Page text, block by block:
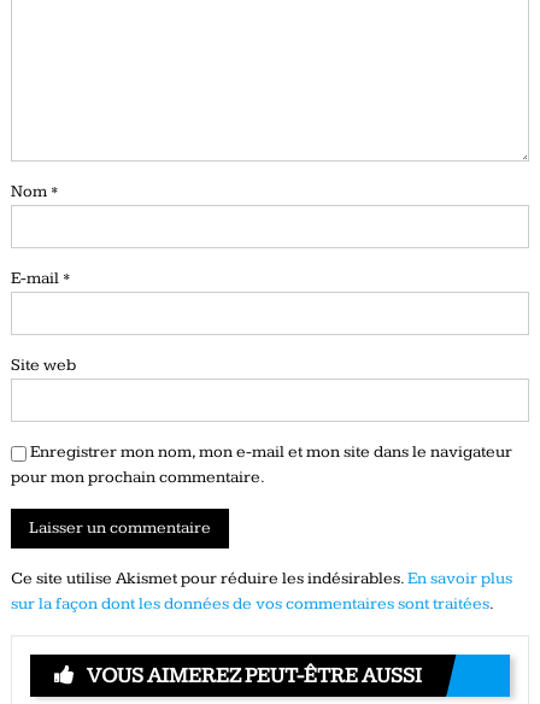
Nom *
E-mail *
Site web
Enregistrer mon nom, mon e-mail et mon site dans le navigateur
pour mon prochain commentaire.
Ce site utilise Akismet pour réduire les indésirables.En savoir plus
sur la façon dont les données de vos commentaires sont traitées.
VOUS AIMEREZ PEUT-ÊTRE AUSSI